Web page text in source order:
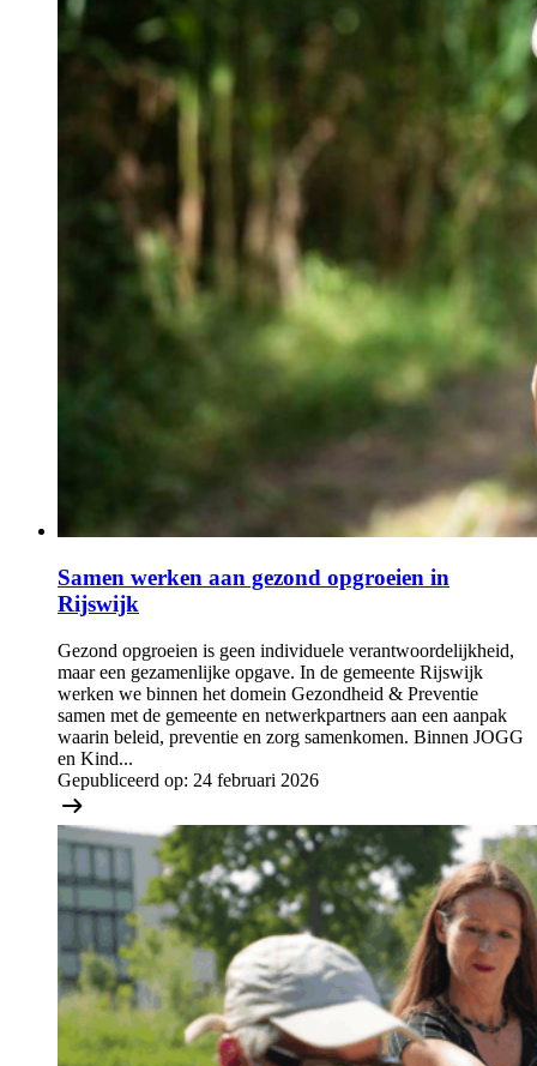
Samen werken aan gezond opgroeien in
Rijswijk
Gezond opgroeien is geen individuele verantwoordelijkheid,
maar een gezamenlijke opgave. In de gemeente Rijswijk
werken we binnen het domein Gezondheid & Preventie
samen met de gemeente en netwerkpartners aan een aanpak
waarin beleid, preventie en zorg samenkomen. Binnen JOGG
en Kind...
Gepubliceerd op: 24 februari 2026